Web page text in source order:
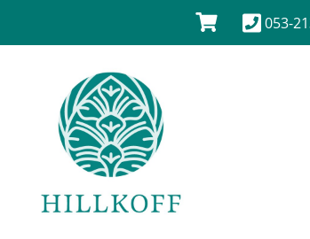
053-